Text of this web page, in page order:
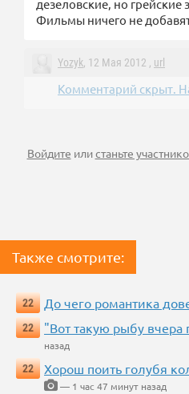
дезеловские, но грейские
Фильмы ничего не
Yozyk, 12 Мая 2012 , url
Комментарий скрыт.
Войдите илистаньте
Также смотрите:
22 До чего романтика
22
"Вот такую рыбу вчера
назад
22
Хорош поить голубя
— 1 час 47 минут назад